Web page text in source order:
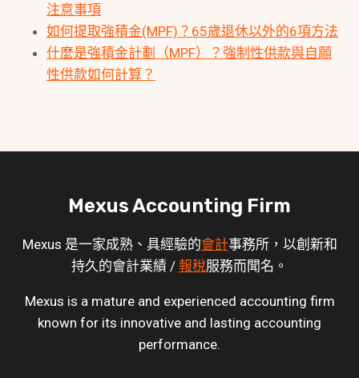
注意事項
如何提取強積金(MPF)？65歲退休以外的6項方法
什麼是強積金計劃（MPF）？強制性供款與自願
性供款如何計算？
Mexus Accounting Firm
Mexus 是一家成熟、具經驗的會計事務所，以創新和
持久的會計業績 / 報稅服務而聞名。
Mexus is a mature and experienced accounting firm
known for its innovative and lasting accounting
performance.